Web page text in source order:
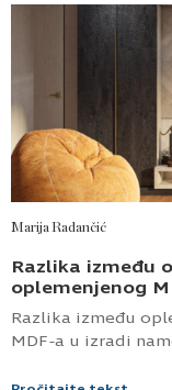
Marija Radančić
Gde i zašto se
kupatilu?
Kompakt ploče se